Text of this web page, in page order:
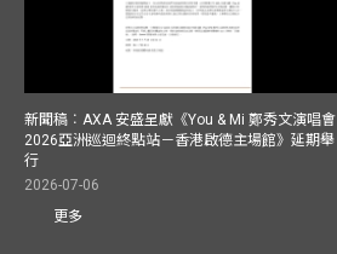
新聞稿︰AXA 安盛呈獻《You & Mi 鄭秀文演唱會
2026亞洲巡迴終點站－香港啟德主場館》延期舉
行
2026-07-06
更多